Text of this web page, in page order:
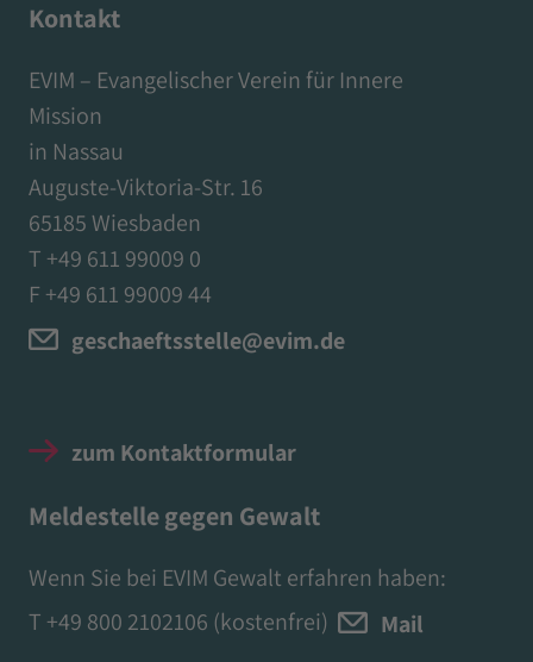
Kontakt
EVIM – Evangelischer Verein für Innere
Mission
in Nassau
Auguste-Viktoria-Str. 16
65185 Wiesbaden
T +49 611 99009 0
F +49 611 99009 44
geschaeftsstelle@evim.de
zum Kontaktformular
Meldestelle gegen Gewalt
Wenn Sie bei EVIM Gewalt erfahren haben:
T +49 800 2102106 (kostenfrei) Mail